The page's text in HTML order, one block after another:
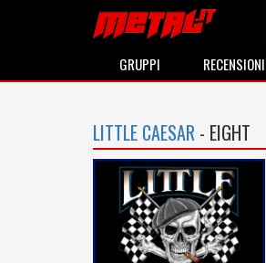
GRUPPI RECENSIONI
LITTLE CAESAR - EIGHT